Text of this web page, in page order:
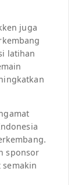
juga
latihan
sponsor